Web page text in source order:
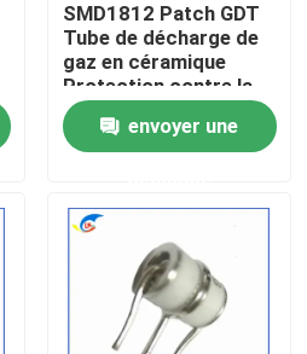
SMD1812 Patch GDT
Tube de décharge de
gaz en céramique
Protection contre la
foudre SMD600XM
envoyer une